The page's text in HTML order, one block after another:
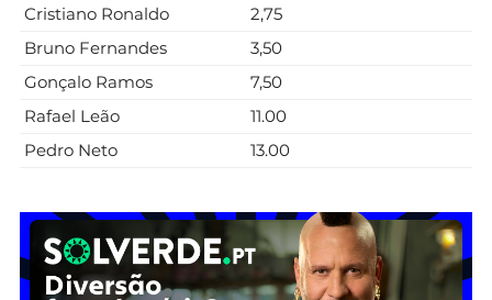
Cristiano Ronaldo
2,75
Bruno Fernandes
3,50
Gonçalo Ramos
7,50
Rafael Leão
11.00
Pedro Neto
13.00